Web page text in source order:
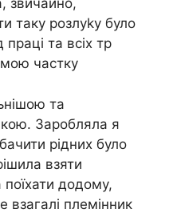
звичайно,
таку розлуkу було
та всіх тр
частку
та
Заробляла я
рідних було
взяти
поїхати додому,
взагалі племінник